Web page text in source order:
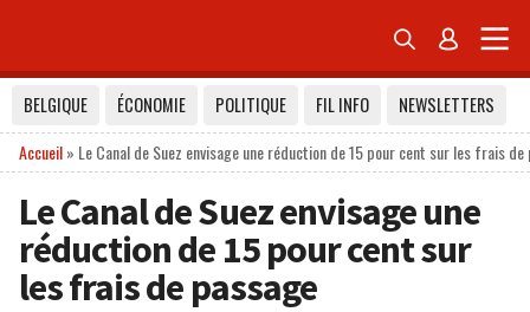
 
BELGIQUE ÉCONOMIE POLITIQUE FIL INFO
NEWSLETTERS
Accueil» Le Canal de Suez envisage une réduction de 15 pour cent sur les frais de
Le Canal de Suez envisage une
réduction de 15 pour cent sur
les frais de passage